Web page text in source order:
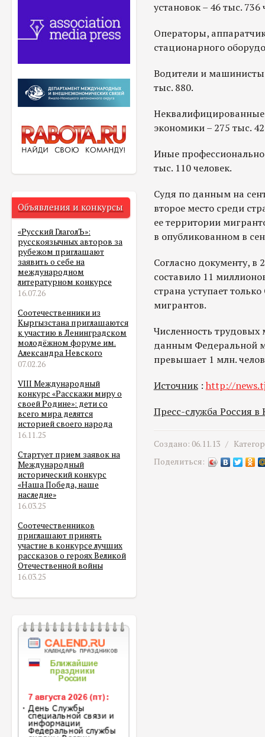
Объявления и конкурсы
«Русский ГлаголЪ»:
русскоязычных авторов за
рубежом приглашают
заявить о себе на
международном
литературном конкурсе
16.07.26
Соотечественники из
Кыргызстана приглашаются
к участию в Ленинградском
молодёжном форуме им.
Александра Невского
07.02.26
VIII Международный
конкурс «Расскажи миру о
своей Родине»: дети со
всего мира делятся
историей своего народа
16.11.25
Стартует прием заявок на
Международный
исторический конкурс
«Наша Победа, наше
наследие»
16.03.25
Соотечественников
приглашают принять
участие в конкурсе лучших
рассказов о героях Великой
Отечественной войны
16.03.25
установок – 46 тыс. 736
Операторы,
стационарного
Водители и
тыс. 880.
Неквалифицированные
экономики – 275 тыс.
Иные
тыс. 110 человек.
Судя по данным на
второе место среди
ее территории
в опубликованном в
Согласно документу, в
составило 11
страна уступает
мигрантов.
Численность
данным Федеральной
превышает 1 млн.
Источник: http://
Пресс-служба Россия в
Создано: 06.11.13 /
Поделиться: